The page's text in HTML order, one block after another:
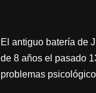
El antiguo batería de
de 8 años el pasado
problemas